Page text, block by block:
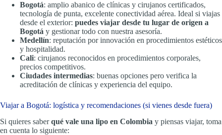
Bogotá: amplio abanico de clínicas y cirujanos certificados,
tecnología de punta, excelente conectividad aérea. Ideal si viajas
desde el exterior: puedes viajar desde tu lugar de origen a
Bogotá y gestionar todo con nuestra asesoría.
Medellín: reputación por innovación en procedimientos estéticos
y hospitalidad.
Cali: cirujanos reconocidos en procedimientos corporales,
precios competitivos.
Ciudades intermedias: buenas opciones pero verifica la
acreditación de clínicas y experiencia del equipo.
Viajar a Bogotá: logística y recomendaciones (si vienes desde fuera)
Si quieres saberqué vale una lipo en Colombia y piensas viajar, toma
en cuenta lo siguiente: